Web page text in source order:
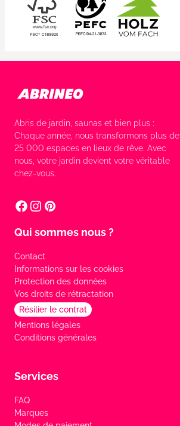
Abris de jardin, saunas et bien plus :
Chaque année, nous transformons plus de
25 000 espaces en lieux de rêve. Avec
nous, votre jardin devient votre véritable
chez-vous.
Qui sommes nous ?
Contact
Informations sur les cookies
Protection des données
Vos droits de rétractation
Résilier le contrat
Mentions légales
Conditions générales
Services
FAQ
Marques